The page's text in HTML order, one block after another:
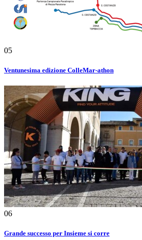
05
Ventunesima edizione ColleMar-athon
06
Grande successo per Insieme si corre